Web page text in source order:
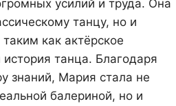
усилий и труда. Она
танцу, но и
как актёрское
танца. Благодаря
знаний, Мария стала не
балериной, но и